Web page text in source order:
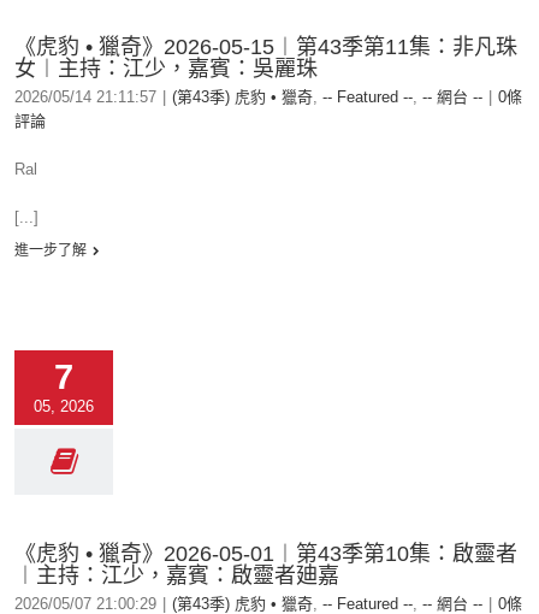
《虎豹 • 獵奇》2026-05-15︱第43季第11集：非凡珠
女︱主持：江少，嘉賓：吳麗珠
2026/05/14 21:11:57 (第43季) 虎豹 • 獵奇, -- Featured --, -- 網台 --
0條
評論
Ral
[...]
進一步了解
7
05, 2026
《虎豹 • 獵奇》2026-05-01︱第43季第10集：啟靈者
︱主持：江少，嘉賓：啟靈者廸嘉
2026/05/07 21:00:29 (第43季) 虎豹 • 獵奇, -- Featured --, -- 網台 --
0條